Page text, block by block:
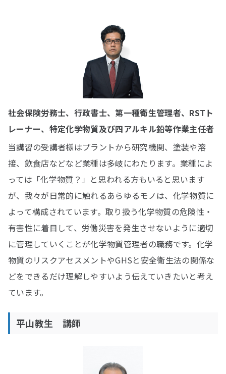
社会保険労務士、行政書士、第一種衛生管理者、RSTト
レーナー、特定化学物質及び四アルキル鉛等作業主任者
当講習の受講者様はプラントから研究機関、塗装や溶
接、飲食店などなど業種は多岐にわたります。業種によ
っては「化学物質？」と思われる方もいると思います
が、我々が日常的に触れるあらゆるモノは、化学物質に
よって構成されています。取り扱う化学物質の危険性・
有害性に着目して、労働災害を発生させないように適切
に管理していくことが化学物質管理者の職務です。化学
物質のリスクアセスメントやGHSと安全衛生法の関係な
どをできるだけ理解しやすいよう伝えていきたいと考え
ています。
平山教生 講師